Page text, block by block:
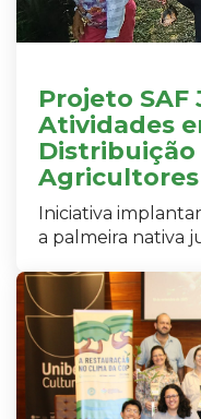
Projeto SAF
Atividades
Distribuição
Iniciativa
a palmeira nativa